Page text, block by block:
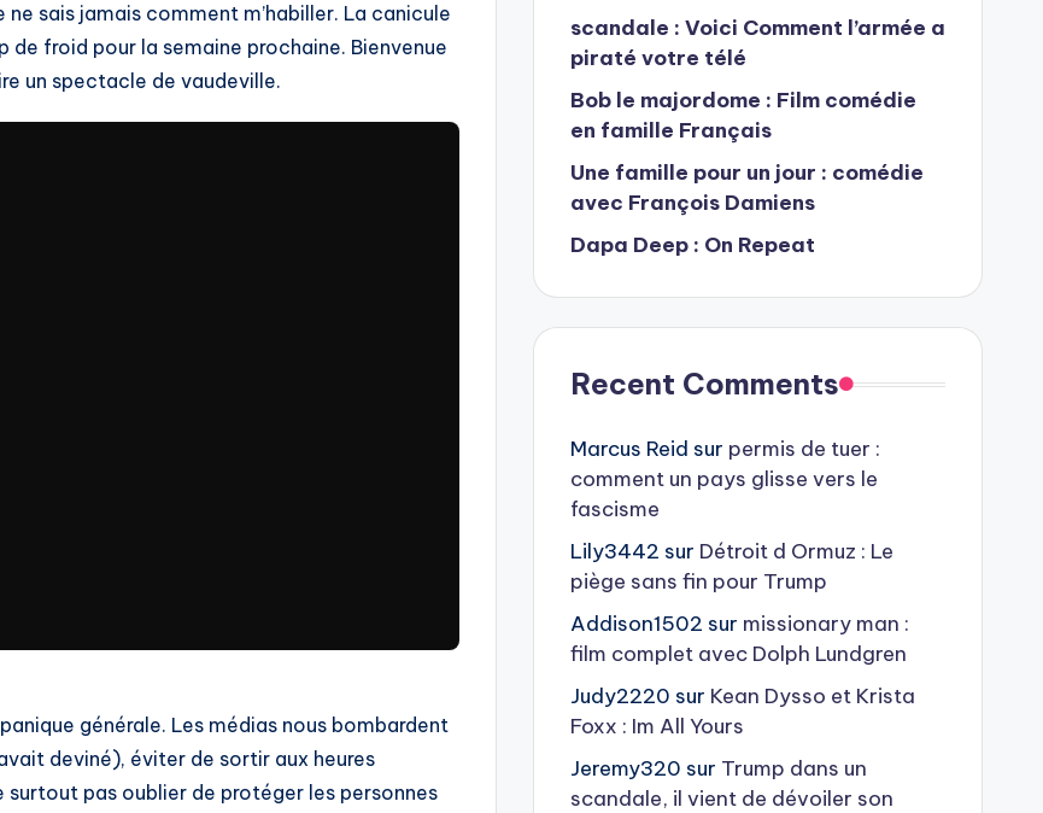
sais jamais comment m’habiller. La canicule
de froid pour la semaine prochaine. Bienvenue
un spectacle de vaudeville.
générale. Les médias nous bombardent
deviné), éviter de sortir aux heures
pas oublier de protéger les personnes
scandale : Voici Comment l’armée a
piraté votre télé
Bob le majordome : Film comédie
en famille Français
Une famille pour un jour : comédie
avec François Damiens
Dapa Deep : On Repeat
Recent Comments
Marcus Reid sur permis de tuer :
comment un pays glisse vers le
fascisme
Lily3442 sur Détroit d Ormuz : Le
piège sans fin pour Trump
Addison1502 sur missionary man :
film complet avec Dolph Lundgren
Judy2220 sur Kean Dysso et Krista
Foxx : Im All Yours
Jeremy320 sur Trump dans un
scandale, il vient de dévoiler son